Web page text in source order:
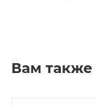
Вам также